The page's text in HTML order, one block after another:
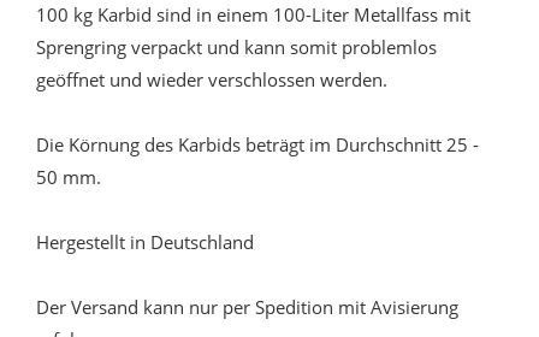
100 kg Karbid sind in einem 100-Liter Metallfass mit
Sprengring verpackt und kann somit problemlos
geöffnet und wieder verschlossen werden.
Die Körnung des Karbids beträgt im Durchschnitt 25 -
50 mm.
Hergestellt in Deutschland
Der Versand kann nur per Spedition mit Avisierung